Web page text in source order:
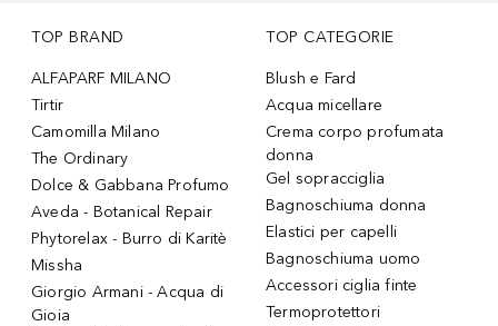
TOP BRAND
ALFAPARF MILANO
Tirtir
Camomilla Milano
The Ordinary
Dolce & Gabbana Profumo
Aveda - Botanical Repair
Phytorelax - Burro di Karitè
Missha
Giorgio Armani - Acqua di
Gioia
TOP CATEGORIE
Blush e Fard
Acqua micellare
Crema corpo profumata
donna
Gel sopracciglia
Bagnoschiuma donna
Elastici per capelli
Bagnoschiuma uomo
Accessori ciglia finte
Termoprotettori